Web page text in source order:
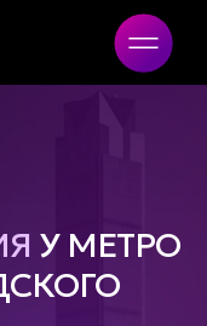
У МЕТРО